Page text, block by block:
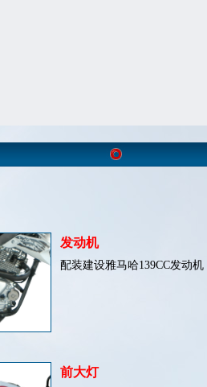
发动机
配装建设雅马哈139CC发动机
前大灯